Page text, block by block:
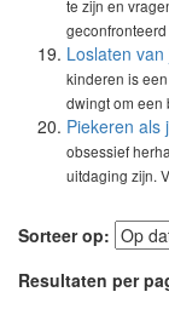
te zijn en
Loslaten
kinderen is
dwingt om een
Piekeren als
obsessief
uitdaging zijn.
Sorteer op:
Resultaten per